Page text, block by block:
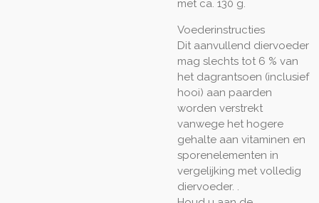
met ca. 130 g.
Voederinstructies
Dit aanvullend diervoeder
mag slechts tot 6 % van
het dagrantsoen (inclusief
hooi) aan paarden
worden verstrekt
vanwege het hogere
gehalte aan vitaminen en
sporenelementen in
vergelijking met volledig
diervoeder. .